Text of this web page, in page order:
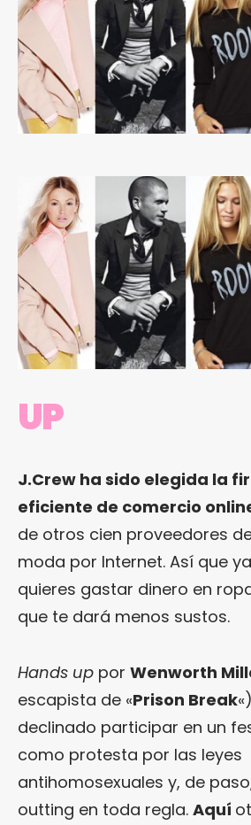
UP
J.Crew ha sido elegida la
eficiente de comercio
de otros cien proveedores
moda por Internet. Así que
quieres gastar dinero en
que te dará menos sustos.
Hands up por Wenworth
escapista de «Prison Break
declinado participar en un
como protesta por las leyes
antihomosexuales y, de
outting en toda regla. Aquí